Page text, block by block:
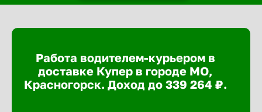
Работа водителем-курьером в
доставке Купер в городе МО,
Красногорск. Доход до 339 264 ₽.